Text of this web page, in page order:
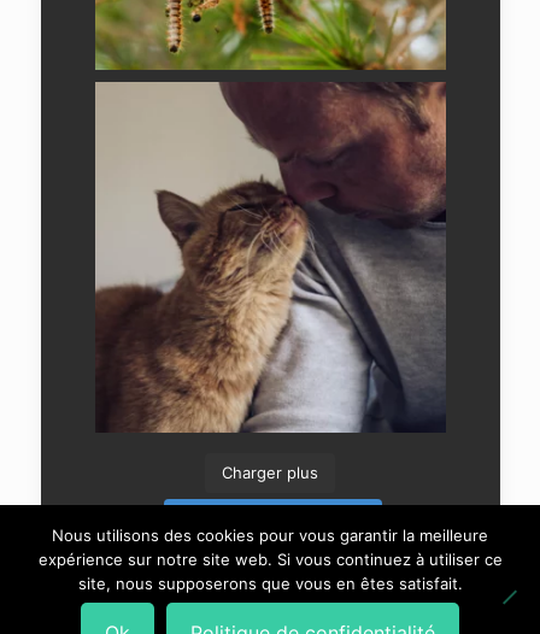
Charger plus
Nous utilisons des cookies pour vous garantir la meilleure
expérience sur notre site web. Si vous continuez à utiliser ce
site, nous supposerons que vous en êtes satisfait.